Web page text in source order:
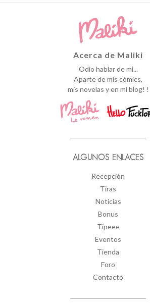
Acerca de Maliki
Odio hablar de mi...
Aparte de mis cómics,
mis novelas y en mi blog! !
ALGUNOS ENLACES
Recepción
Tiras
Noticias
Bonus
Tipeee
Eventos
Tienda
Foro
Contacto